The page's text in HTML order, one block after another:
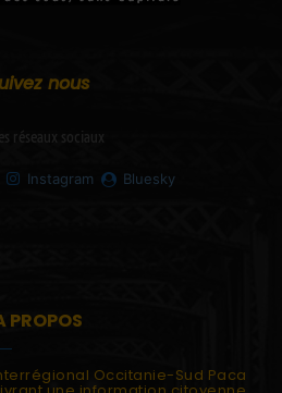
nous
réseaux sociaux
Instagram Bluesky
PROPOS
Occitanie-Sud Paca